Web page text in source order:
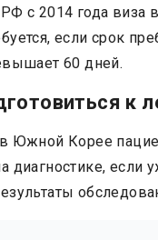
с 2014 года
если срок
60 дней.
к
Южной Корее
диагностике, если